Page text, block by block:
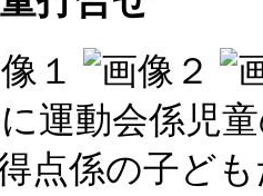
運動会係児
点係の子ど